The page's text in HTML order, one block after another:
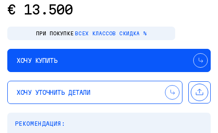
€ 13.500
ПРИ ПОКУПКЕ ВСЕХ КЛАССОВ СКИДКА %
ХОЧУ КУПИТЬ
ХОЧУ УТОЧНИТЬ ДЕТАЛИ
РЕКОМЕНДАЦИЯ: